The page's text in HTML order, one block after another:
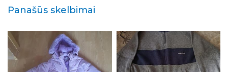
Panašūs skelbimai